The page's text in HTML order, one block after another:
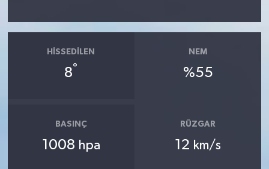
HISSEDILEN
8°
NEM
%55
BASINÇ
1008 hpa
RÜZGAR
12 km/s